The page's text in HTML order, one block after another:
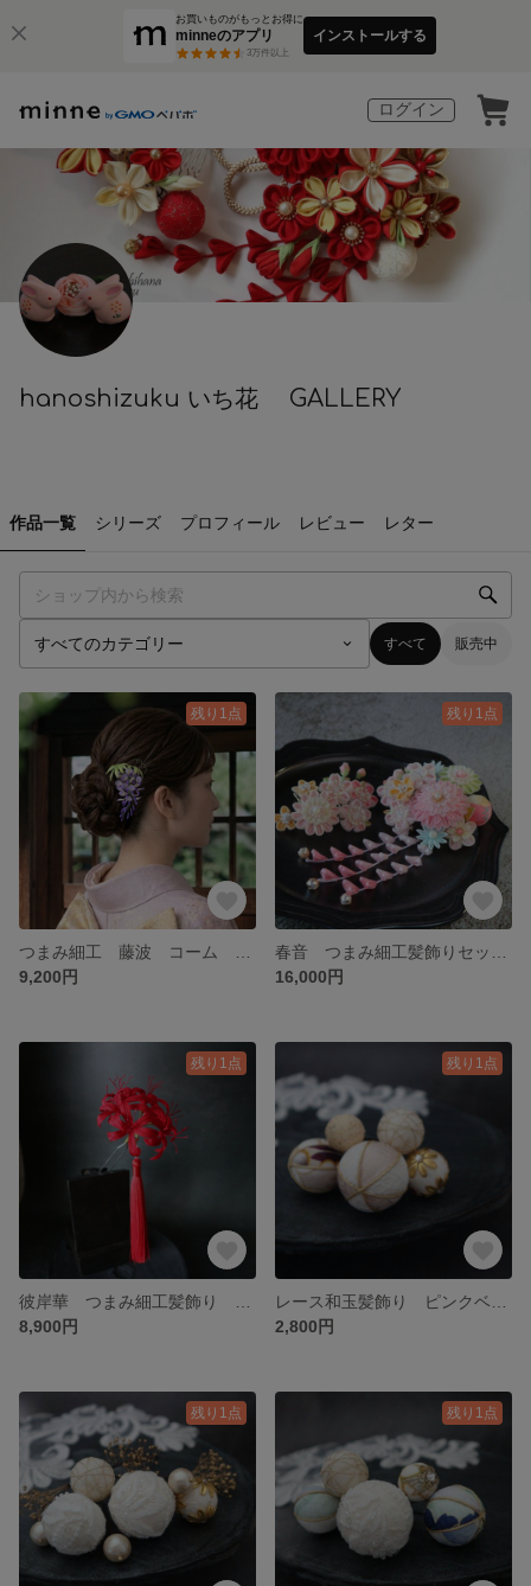
お買いものがもっとお得に
minneのアプリ
3万件以上
インストールする
ログイン
hanoshizuku いち花 GALLERY
作品一覧 シリーズ プロフィール レビュー レター
すべて 販売中
残り1点
9,200円
残り1点
16,000円
残り1点
8,900円
残り1点
2,800円
残り1点 残り1点